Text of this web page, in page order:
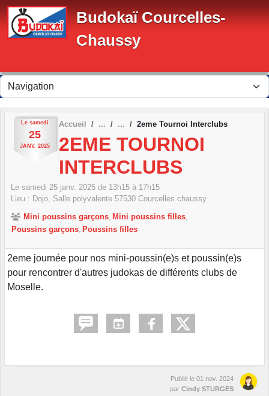
Budokaï Courcelles-
Chaussy
Le samedi
25
JANV. 2025
Accueil 2eme Tournoi Interclubs
2EME TOURNOI
INTERCLUBS
Le samedi 25 janv. 2025 de 13h15 à 17h15
Lieu : Dojo, Salle polyvalente 57530 Courcelles chaussy
Mini poussins garçons Mini poussins filles
Poussins garçons Poussins filles
2eme journée pour nos mini-poussin(e)s et poussin(e)s
pour rencontrer d'autres judokas de différents clubs de
Moselle.
Publié le 01 nov. 2024
par Cindy STURGES
Panneau de gestion des cookies